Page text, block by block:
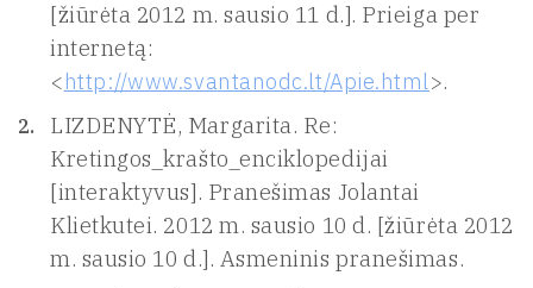
[žiūrėta 2012 m. sausio 11 d.]. Prieiga per
internetą:
<http://www.svantanodc.lt/Apie.html>.
LIZDENYTĖ, Margarita. Re:
Kretingos_krašto_enciklopedijai
[interaktyvus]. Pranešimas Jolantai
Klietkutei. 2012 m. sausio 10 d. [žiūrėta 2012
m. sausio 10 d.]. Asmeninis pranešimas.